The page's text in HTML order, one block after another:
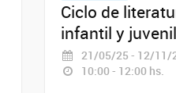
Ciclo de
infantil y
21/05/25 - 12/11/
10:00 - 12:00 hs.